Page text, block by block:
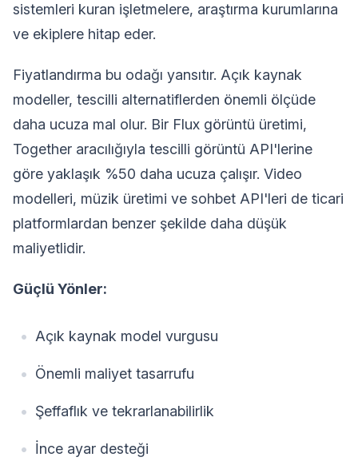
sistemleri kuran işletmelere, araştırma kurumlarına
ve ekiplere hitap eder.
Fiyatlandırma bu odağı yansıtır. Açık kaynak
modeller, tescilli alternatiflerden önemli ölçüde
daha ucuza mal olur. Bir Flux görüntü üretimi,
Together aracılığıyla tescilli görüntü API'lerine
göre yaklaşık %50 daha ucuza çalışır. Video
modelleri, müzik üretimi ve sohbet API'leri de ticari
platformlardan benzer şekilde daha düşük
maliyetlidir.
Güçlü Yönler:
Açık kaynak model vurgusu
Önemli maliyet tasarrufu
Şeffaflık ve tekrarlanabilirlik
İnce ayar desteği